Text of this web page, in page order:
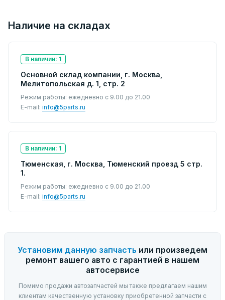
Наличие на складах
В наличии: 1
Основной склад компании, г. Москва,
Мелитопольская д. 1, стр. 2
Режим работы: ежедневно с 9.00 до 21.00
E-mail: info@5parts.ru
В наличии: 1
Тюменская, г. Москва, Тюменский проезд 5 стр.
1.
Режим работы: ежедневно с 9.00 до 21.00
E-mail: info@5parts.ru
Установим данную запчасть или произведем
ремонт вашего авто с гарантией в нашем
автосервисе
Помимо продажи автозапчастей мы также предлагаем нашим
клиентам качественную установку приобретенной запчасти с